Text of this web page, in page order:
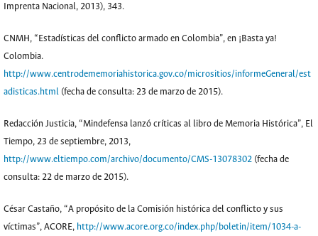
Imprenta Nacional, 2013), 343.
CNMH, “Estadísticas del conflicto armado en Colombia”, en ¡Basta ya!
Colombia.
http://www.centrodememoriahistorica.gov.co/micrositios/informeGeneral/est
adisticas.html (fecha de consulta: 23 de marzo de 2015).
Redacción Justicia, “Mindefensa lanzó críticas al libro de Memoria Histórica”, El
Tiempo, 23 de septiembre, 2013,
http://www.eltiempo.com/archivo/documento/CMS-13078302 (fecha de
consulta: 22 de marzo de 2015).
César Castaño, “A propósito de la Comisión histórica del conflicto y sus
víctimas”, ACORE, http://www.acore.org.co/index.php/boletin/item/1034-a-